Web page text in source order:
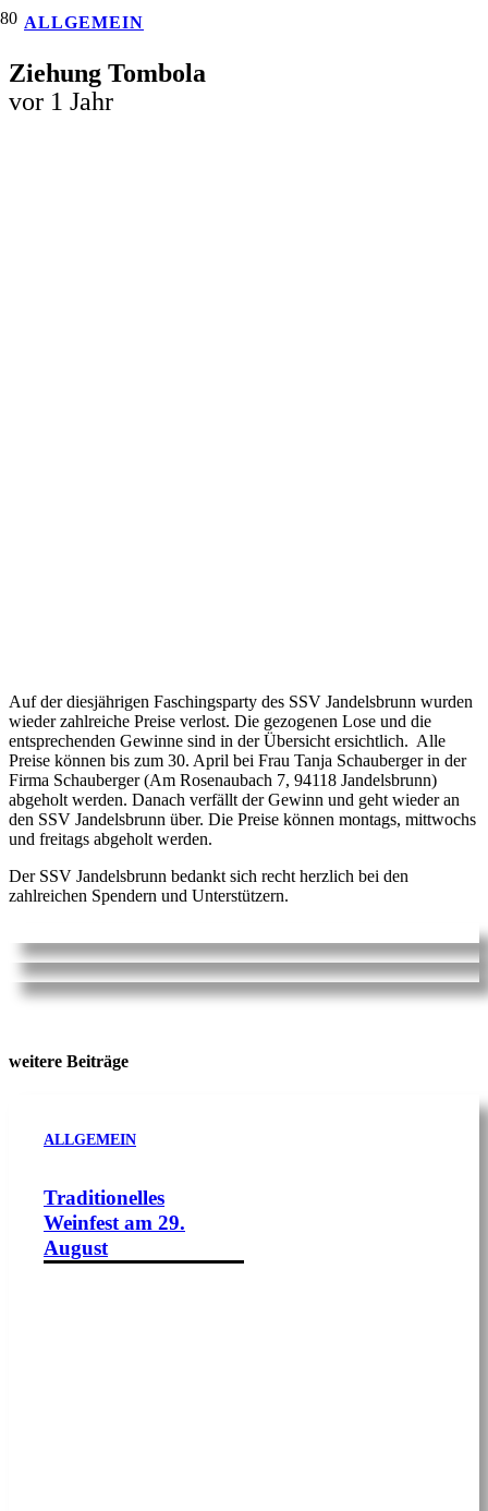
ALLGEMEIN
Ziehung Tombola
vor 1 Jahr
Auf der diesjährigen Faschingsparty des SSV Jandelsbrunn wurden
wieder zahlreiche Preise verlost. Die gezogenen Lose und die
entsprechenden Gewinne sind in der Übersicht ersichtlich. Alle
Preise können bis zum 30. April bei Frau Tanja Schauberger in der
Firma Schauberger (Am Rosenaubach 7, 94118 Jandelsbrunn)
abgeholt werden. Danach verfällt der Gewinn und geht wieder an
den SSV Jandelsbrunn über. Die Preise können montags, mittwochs
und freitags abgeholt werden.
Der SSV Jandelsbrunn bedankt sich recht herzlich bei den
zahlreichen Spendern und Unterstützern.
weitere Beiträge
ALLGEMEIN
Traditionelles
Weinfest am 29.
August